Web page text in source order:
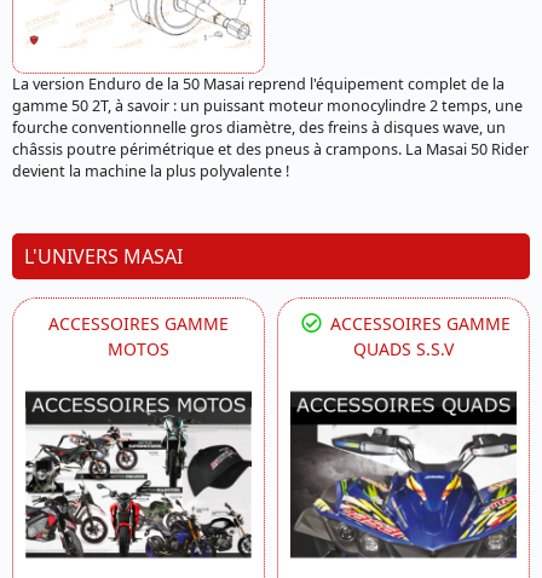
La version Enduro de la 50 Masai reprend l'équipement complet de la
gamme 50 2T, à savoir : un puissant moteur monocylindre 2 temps, une
fourche conventionnelle gros diamètre, des freins à disques wave, un
châssis poutre périmétrique et des pneus à crampons. La Masai 50 Rider
devient la machine la plus polyvalente !
L'UNIVERS MASAI
ACCESSOIRES GAMME
MOTOS
ACCESSOIRES GAMME
QUADS S.S.V